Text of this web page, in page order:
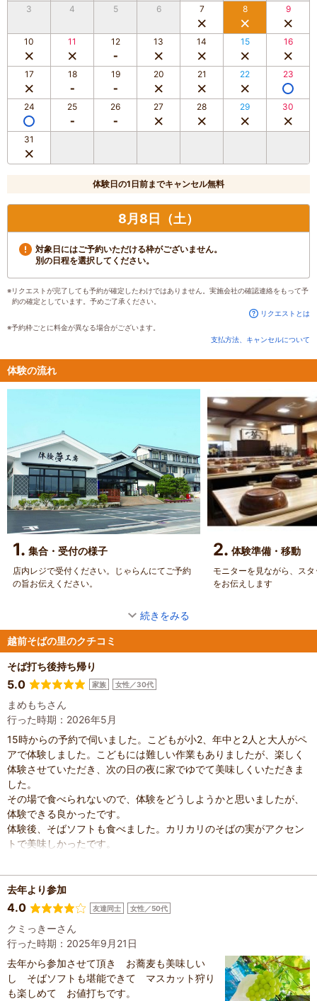
3 4 5 6 7 8 9
10 11 12 13 14 15 16
17 18 19 20 21 22 23
24 25 26 27 28 29 30
31
体験日の1日前までキャンセル無料
8月8日（土）
対象日にはご予約いただける枠がございません。
別の日程を選択してください。
※リクエストが完了しても予約が確定したわけではありません。実施会社の確認連絡をもって予
約の確定としています。予めご了承ください。
リクエストとは
※予約枠ごとに料金が異なる場合がございます。
支払方法、キャンセルについて
体験の流れ
1. 集合・受付の様子
店内レジで受付ください。じゃらんにてご予約
の旨お伝えください。
2. 体験準備・移動
モニターを見ながら、ス
をお伝えします
続きをみる
越前そばの里のクチコミ
そば打ち後持ち帰り
5.0 家族 女性／30代
まめもちさん
行った時期：2026年5月
15時からの予約で伺いました。こどもが小2、年中と2人と大人がペ
アで体験しました。こどもには難しい作業もありましたが、楽しく
体験させていただき、次の日の夜に家でゆでて美味しくいただきま
した。
その場で食べられないので、体験をどうしようかと思いましたが、
体験できる良かったです。
体験後、そばソフトも食べました。カリカリのそばの実がアクセン
トで美味しかったです。
去年より参加
4.0 友達同士 女性／50代
クミっきーさん
行った時期：2025年9月21日
去年から参加させて頂き お蕎麦も美味しい
し そばソフトも堪能できて マスカット狩り
も楽しめて お値打ちです。